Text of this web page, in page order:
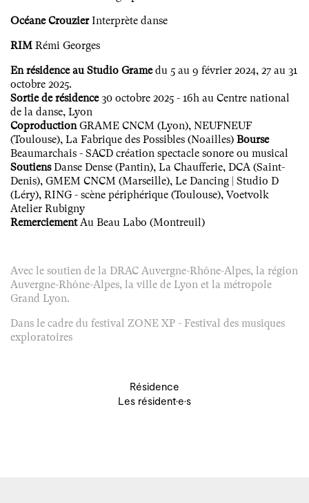
Océane CrouzierInterprète danse
RIM Rémi Georges
En résidence au Studio Gramedu 5 au 9 février 2024, 27 au 31
octobre 2025.
Sortie de résidence30 octobre 2025 - 16h au Centre national
de la danse, Lyon
CoproductionGRAME CNCM (Lyon), NEUFNEUF
(Toulouse), La Fabrique des Possibles (Noailles) Bourse
Beaumarchais - SACD création spectacle sonore ou musical
SoutiensDanse Dense (Pantin), La Chaufferie, DCA (Saint-
Denis), GMEM CNCM (Marseille), Le Dancing | Studio D
(Léry), RING - scène périphérique (Toulouse), Voetvolk
Atelier Rubigny
RemerciementAu Beau Labo (Montreuil)
Avec le soutien de la DRAC Auvergne-Rhône-Alpes, la région
Auvergne-Rhône-Alpes, la ville de Lyon et la métropole
Grand Lyon.
Dans le cadre du festival ZONE XP - Festival des musiques
exploratoires
Résidence
Les résident·e·s